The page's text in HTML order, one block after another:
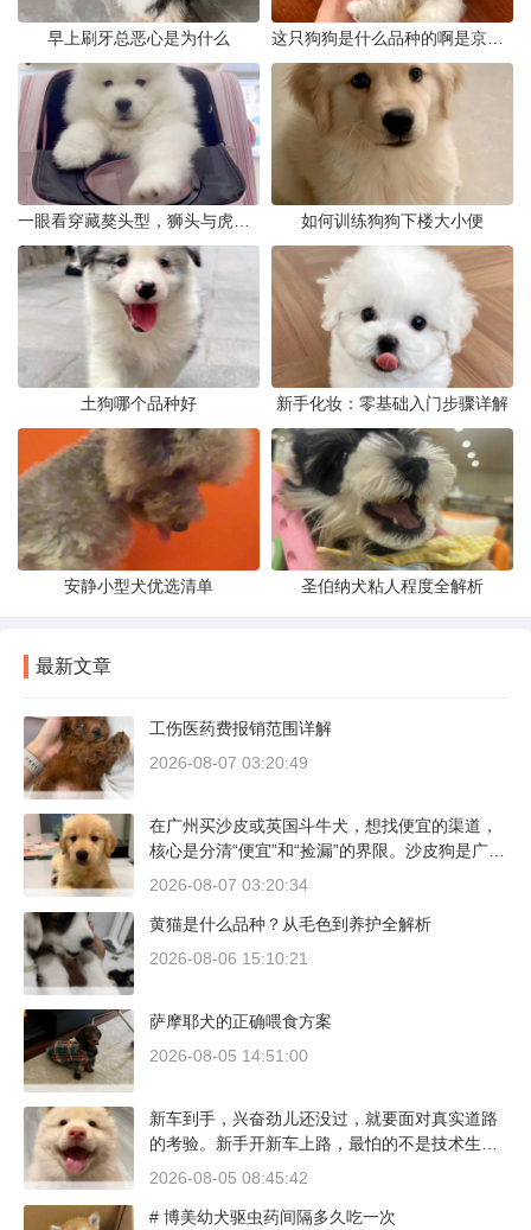
早上刷牙总恶心是为什么
如何训练狗狗下楼大小便
土狗哪个品种好 新手化妆：零基础入门步骤详解
安静小型犬优选清单 圣伯纳犬粘人程度全解析
最新文章
工伤医药费报销范围详解
2026-08-07 03:20:49
在广州买沙皮或英国斗牛犬，想找便宜的渠道，
核心是分清“便宜”和“捡漏”的界限。沙皮狗是广东
本地犬种，价格比北方城市有优势；英国斗牛犬
方和真实价格区间。
2026-08-07 03:20:34
黄猫是什么品种？从毛色到养护全解析
2026-08-06 15:10:21
萨摩耶犬的正确喂食方案
2026-08-05 14:51:00
新车到手，兴奋劲儿还没过，就要面对真实道路
的考验。新手开新车上路，最怕的不是技术生
疏，而是对车况和路况的双重陌生。磨合期内，
不超过100公里，这不是老司机的保守，而是活
2026-08-05 08:45:42
# 博美幼犬驱虫药间隔多久吃一次